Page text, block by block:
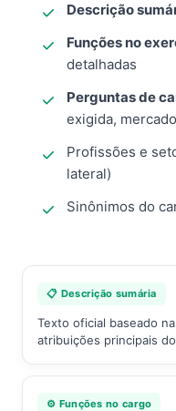
Descrição
Funções no
detalhadas
Perguntas de
exigida,
Profissões e
lateral)
Sinônimos do
📋 Descrição sumária
Texto oficial baseado
atribuições principais
⚙️ Funções no cargo